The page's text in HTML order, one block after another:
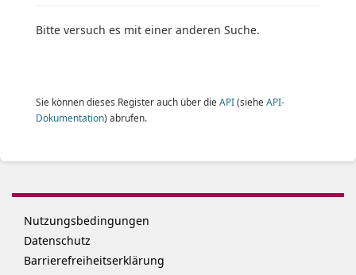
Bitte versuch es mit einer anderen Suche.
Sie können dieses Register auch über die API(siehe API-
Dokumentation) abrufen.
Nutzungsbedingungen
Datenschutz
Barrierefreiheitserklärung